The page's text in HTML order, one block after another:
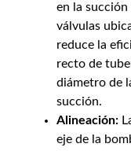
en la
válvulas
reduce la
recto de
diámetro de
succión.
Alineación:
eje de la